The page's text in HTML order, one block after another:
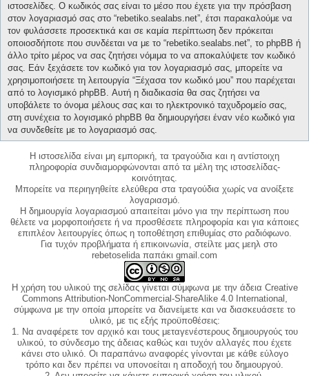
ιστοσελίδες. Ο κωδικός σας είναι το μέσο που έχετε για την πρόσβαση
στον λογαριασμό σας στο “rebetiko.sealabs.net”, έτσι παρακαλούμε να
τον φυλάσσετε προσεκτικά και σε καμία περίπτωση δεν πρόκειται
οποιοσδήποτε που συνδέεται να με το “rebetiko.sealabs.net”, το phpBB ή
άλλο τρίτο μέρος να σας ζητήσει νόμιμα το να αποκαλύψετε τον κωδικό
σας. Εάν ξεχάσετε τον κωδικό για τον λογαριασμό σας, μπορείτε να
χρησιμοποιήσετε τη λειτουργία “Ξέχασα τον κωδικό μου” που παρέχεται
από το λογισμικό phpBB. Αυτή η διαδικασία θα σας ζητήσει να
υποβάλετε το όνομα μέλους σας και το ηλεκτρονικό ταχυδρομείο σας,
στη συνέχεια το λογισμικό phpBB θα δημιουργήσει έναν νέο κωδικό για
να συνδεθείτε με το λογαριασμό σας.
Η ιστοσελίδα είναι μη εμπορική, τα τραγούδια και η αντίστοιχη
πληροφορία συνδιαμορφώνονται από τα μέλη της ιστοσελίδας-
κοινότητας.
Μπορείτε να περιηγηθείτε ελεύθερα στα τραγούδια χωρίς να ανοίξετε
λογαριασμό.
Η δημιουργία λογαριασμού απαιτείται μόνο για την περίπτωση που
θέλετε να μορφοποιήσετε ή να προσθέσετε πληροφορία και για κάποιες
επιπλέον λειτουργίες όπως η τοποθέτηση επιθυμίας στο ραδιόφωνο.
Για τυχόν προβλήματα ή επικοινωνία, στείλτε μας μεηλ στο
rebetoselida παπάκι gmail.com
Η χρήση του υλικού της σελίδας γίνεται σύμφωνα με την άδεια Creative
Commons Attribution-NonCommercial-ShareAlike 4.0 International,
σύμφωνα με την οποία μπορείτε να διανείμετε και να διασκευάσετε το
υλικό, με τις εξής προϋποθέσεις:
1. Να αναφέρετε τον αρχικό και τους μεταγενέστερους δημιουργούς του
υλικού, το σύνδεσμο της άδειας καθώς και τυχόν αλλαγές που έχετε
κάνει στο υλικό. Οι παραπάνω αναφορές γίνονται με κάθε εύλογο
τρόπο και δεν πρέπει να υπονοείται η αποδοχή του δημιουργού.